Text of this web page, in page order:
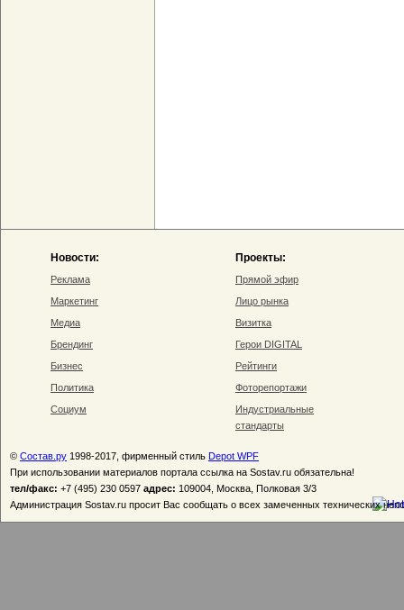
Новости:
Реклама
Маркетинг
Медиа
Брендинг
Бизнес
Политика
Социум
Проекты:
Прямой эфир
Лицо рынка
Визитка
Герои DIGITAL
Рейтинги
Фоторепортажи
Индустриальные
стандарты
© Состав.ру 1998-2017, фирменный стиль Depot WPF
При использовании материалов портала ссылка на Sostav.ru обязательна!
тел/факс: +7 (495) 230 0597 адрес: 109004, Москва, Полковая 3/3
Администрация Sostav.ru просит Вас сообщать о всех замеченных технических